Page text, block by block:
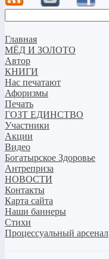
Главная
МЁД И ЗОЛОТО
Автор
КНИГИ
Нас печатают
Афоризмы
Печать
ГОЗТ ЕДИНСТВО
Участники
Акции
Видео
Богатырское Здоровье
Антреприза
НОВОСТИ
Контакты
Карта сайта
Наши баннеры
Стихи
Процессуальный арсенал